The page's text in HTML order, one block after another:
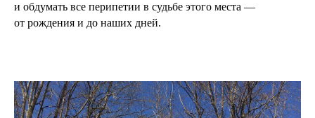
и обдумать все перипетии в судьбе этого места —
от рождения и до наших дней.